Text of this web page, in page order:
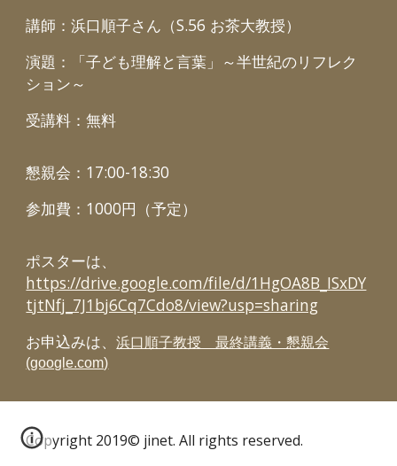
講師：浜口順子さん（S.56 お茶大教授）
演題：「子ども理解と言葉」～半世紀のリフレク
ション～
受講料：無料
懇親会：17:00-18:30
参加費：1000円（予定）
ポスターは、
https://drive.google.com/file/d/1HgOA8B_ISxDY
tjtNfj_7J1bj6Cq7Cdo8/view?usp=sharing
お申込みは、浜口順子教授 最終講義・懇親会
(google.com)
Copyright 2019© jinet. All rights reserved.